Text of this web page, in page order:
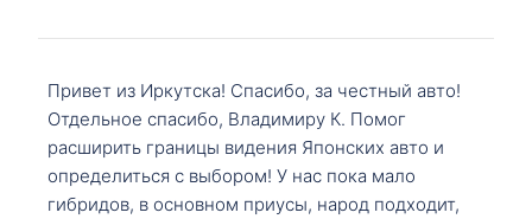
Привет из Иркутска! Спасибо, за честный авто!
Отдельное спасибо, Владимиру К. Помог
расширить границы видения Японских авто и
определиться с выбором! У нас пока мало
гибридов, в основном приусы, народ подходит,